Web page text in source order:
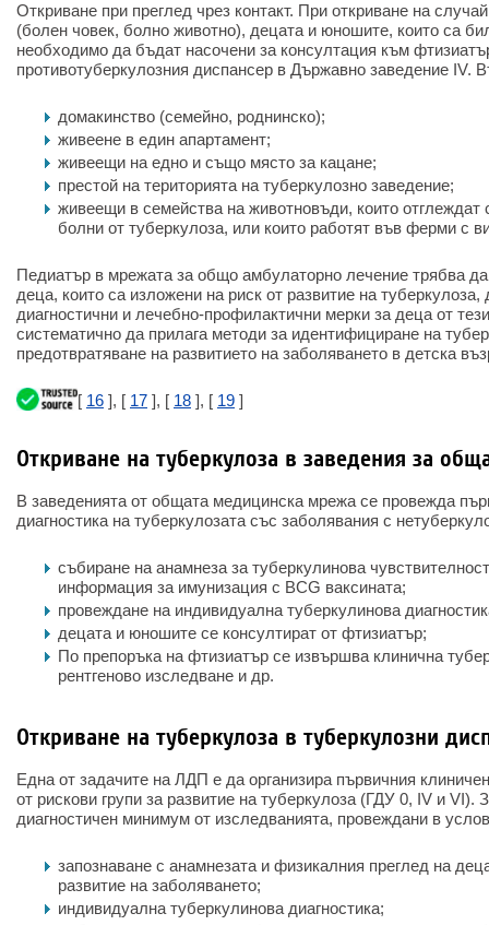
Откриване при преглед чрез контакт. При откриване на
(болен човек, болно животно), децата и юношите, които са
необходимо да бъдат насочени за консултация към
противотуберкулозния диспансер в Държавно заведение IV.
домакинство (семейно, роднинско);
живеене в един апартамент;
живеещи на едно и също място за кацане;
престой на територията на туберкулозно заведение;
живеещи в семейства на животновъди, които отглеждат
болни от туберкулоза, или които работят във ферми с
Педиатър в мрежата за общо амбулаторно лечение трябва
деца, които са изложени на риск от развитие на
диагностични и лечебно-профилактични мерки за деца от
систематично да прилага методи за идентифициране на
предотвратяване на развитието на заболяването в детска
[ 16 ], [ 17 ], [ 18 ], [ 19 ]
Откриване на туберкулоза в заведения за
В заведенията от общата медицинска мрежа се провежда
диагностика на туберкулозата със заболявания с
събиране на анамнеза за туберкулинова
информация за имунизация с BCG ваксината;
провеждане на индивидуална туберкулинова
децата и юношите се консултират от фтизиатър;
По препоръка на фтизиатър се извършва клинична
рентгеново изследване и др.
Откриване на туберкулоза в туберкулозни
Една от задачите на ЛДП е да организира първичния
от рискови групи за развитие на туберкулоза (ГДУ 0, IV и VI).
диагностичен минимум от изследванията, провеждани в
запознаване с анамнезата и физикалния преглед на
развитие на заболяването;
индивидуална туберкулинова диагностика;